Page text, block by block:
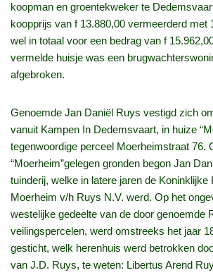
koopman en groentekweker te
koopprijs van f 13.880,00 vermeerderd met
wel in totaal voor een bedrag van f
vermelde huisje was een
afgebroken.
Genoemde Jan Daniël Ruys vestigd zich
vanuit Kampen In Dedemsvaart, in huize
tegenwoordige perceel Moerheimstraat 76.
“Moerheim”gelegen gronden begon Jan
tuinderij, welke in latere jaren de Koninklijke
Moerheim v/h Ruys N.V. werd. Op het
westelijke gedeelte van de door genoemde
veilingspercelen, werd omstreeks het jaar
gesticht, welk herenhuis werd betrokken
van J.D. Ruys, te weten: Libertus Arend